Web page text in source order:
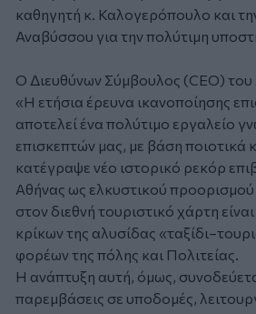
καθηγητή κ. Καλογερόπουλο και
Αναβύσσου για την πολύτιμη
O Διευθύνων Σύμβουλος (CEO)
«Η ετήσια έρευνα ικανοποίησης
αποτελεί ένα πολύτιμο εργαλείο
επισκεπτών μας, με βάση ποιοτικά
κατέγραψε νέο ιστορικό ρεκόρ
Αθήνας ως ελκυστικού προορισμού
στον διεθνή τουριστικό χάρτη
κρίκων της αλυσίδας
φορέων της πόλης και Πολιτείας.
Η ανάπτυξη αυτή, όμως,
παρεμβάσεις σε υποδομές,